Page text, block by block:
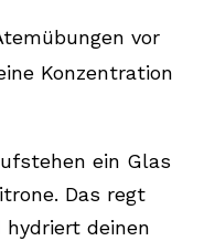
vor
Konzentration
ein Glas
Das regt
deinen